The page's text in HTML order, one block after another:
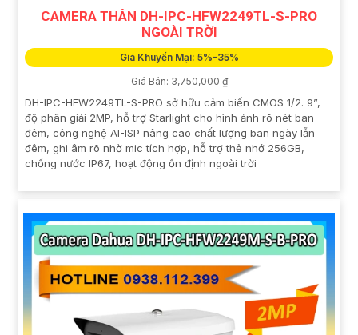
CAMERA THÂN DH-IPC-HFW2249TL-S-PRO
NGOÀI TRỜI
Giá Khuyến Mại: 5%-35%
Giá Bán: 3,750,000 ₫
DH-IPC-HFW2249TL-S-PRO sở hữu cảm biến CMOS 1/2. 9”,
độ phân giải 2MP, hỗ trợ Starlight cho hình ảnh rõ nét ban
đêm, công nghệ AI-ISP nâng cao chất lượng ban ngày lẫn
đêm, ghi âm rõ nhờ mic tích hợp, hỗ trợ thẻ nhớ 256GB,
chống nước IP67, hoạt động ổn định ngoài trời